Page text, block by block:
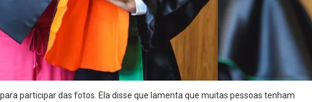
participar das fotos. Ela disse que lamenta que muitas pessoas tenham